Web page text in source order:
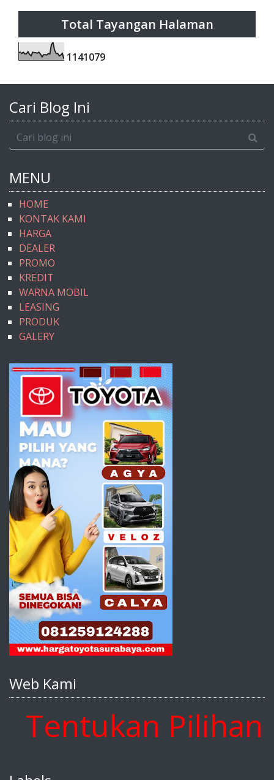
Total Tayangan Halaman
1141079
Cari Blog Ini
MENU
HOME
KONTAK KAMI
HARGA
DEALER
PROMO
KREDIT
WARNA MOBIL
LEASING
PRODUK
GALERY
Web Kami
Pilihan